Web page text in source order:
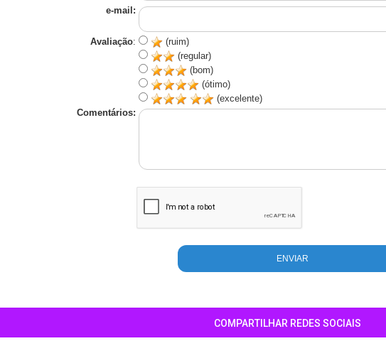
e-mail:
Avaliação:
(ruim)
(regular)
(bom)
(ótimo)
(excelente)
Comentários:
COMPARTILHAR REDES SOCIAIS